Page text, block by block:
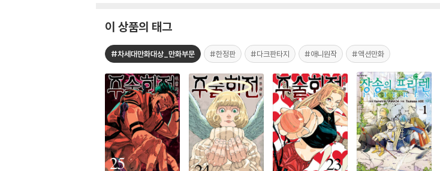
이 상품의 태그
#차세대만화대상_만화부문 #한정판 #다크판타지 #애니원작 #액션만화